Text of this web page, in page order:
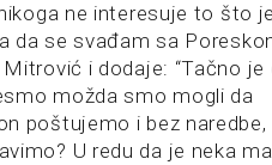
ne interesuje to što
da se svađam sa
i dodaje: “Tačno je
možda smo mogli da
poštujemo i bez naredbe,
U redu da je neka